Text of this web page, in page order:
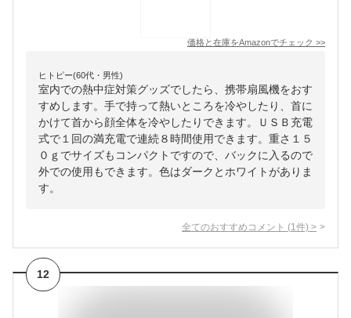
価格と在庫をAmazonでチェック >>
ヒトピー(60代・男性)
室内での熱中症対策グッズでしたら、携帯扇風機をおす
すめします。手で持って熱いところを冷やしたり、首に
かけて首から顔全体を冷やしたりできます。ＵＳＢ充電
式で１回の満充電で連続８時間使用できます。重さ１５
０ｇでサイズもコンパクトですので、バックに入るので
外での使用もできます。色はダークとホワイトがありま
す。
全てのおすすめコメント (1 件) >
12